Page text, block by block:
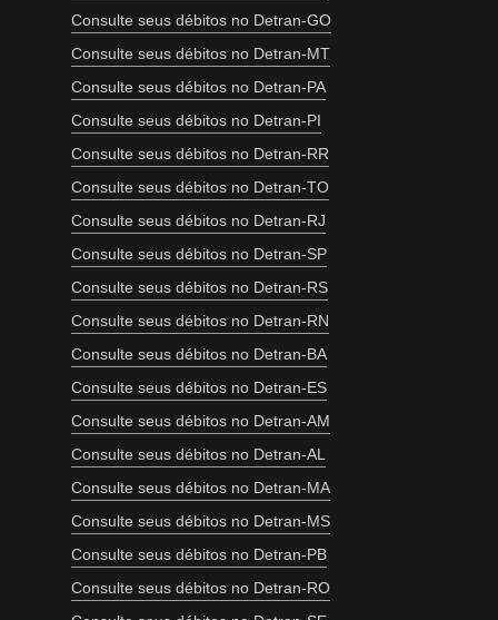
Consulte seus débitos no Detran-GO
Consulte seus débitos no Detran-MT
Consulte seus débitos no Detran-PA
Consulte seus débitos no Detran-PI
Consulte seus débitos no Detran-RR
Consulte seus débitos no Detran-TO
Consulte seus débitos no Detran-RJ
Consulte seus débitos no Detran-SP
Consulte seus débitos no Detran-RS
Consulte seus débitos no Detran-RN
Consulte seus débitos no Detran-BA
Consulte seus débitos no Detran-ES
Consulte seus débitos no Detran-AM
Consulte seus débitos no Detran-AL
Consulte seus débitos no Detran-MA
Consulte seus débitos no Detran-MS
Consulte seus débitos no Detran-PB
Consulte seus débitos no Detran-RO